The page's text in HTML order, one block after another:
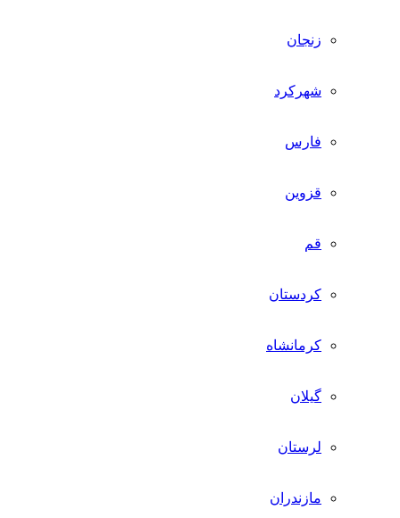
زنجان
شهرکرد
فارس
قزوین
قم
کردستان
کرمانشاه
گیلان
لرستان
مازندران